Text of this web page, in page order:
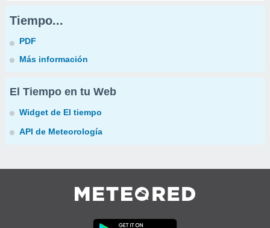
Tiempo...
PDF
Más información
El Tiempo en tu Web
Widget de El tiempo
API de Meteorología